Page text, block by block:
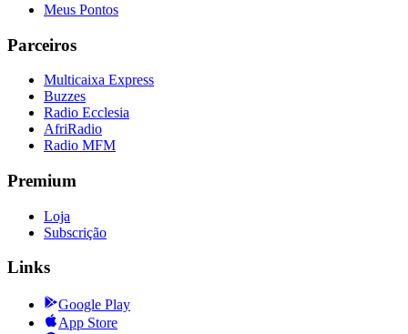
Meus Pontos
Parceiros
Multicaixa Express
Buzzes
Radio Ecclesia
AfriRadio
Radio MFM
Premium
Loja
Subscrição
Links
Google Play
App Store